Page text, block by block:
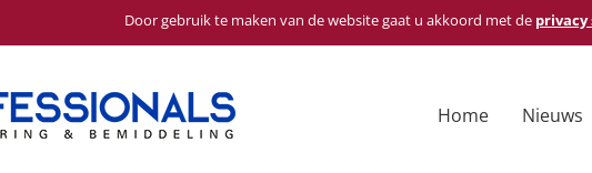
Door gebruik te maken van de website gaat u akkoord met de
Home Nieuws